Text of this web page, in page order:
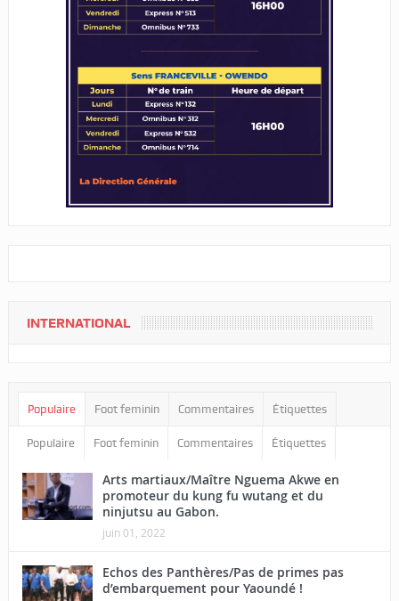
INTERNATIONAL
Populaire Foot feminin Commentaires Étiquettes
Populaire Foot feminin Commentaires Étiquettes
Arts martiaux/Maître Nguema Akwe en
promoteur du kung fu wutang et du
ninjutsu au Gabon.
juin 01, 2022
Echos des Panthères/Pas de primes pas
d’embarquement pour Yaoundé !